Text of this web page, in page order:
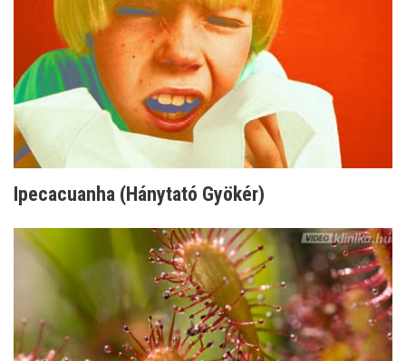
Ipecacuanha (Hánytató Gyökér)